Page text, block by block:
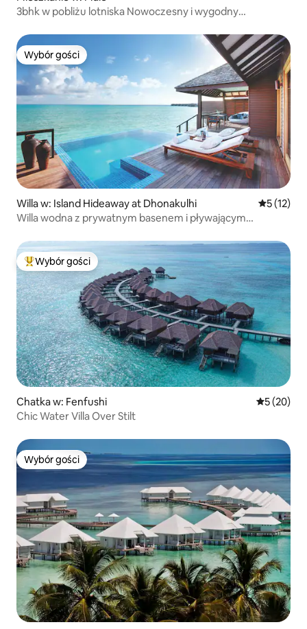
3bhk w pobliżu lotniska Nowoczesny i wygodny
Wybór gości
Wybór gości
Willa w: Island Hideaway at Dhonakulhi Średnia
5 (12)
Willa wodna z prywatnym basenem i pływającym
Najpopularniejsze z kategorii Wybór gości
Wybór gości
Chatka w: Fenfushi Średnia
5 (20)
Chic Water Villa Over Stilt
Wybór gości
Wybór gości